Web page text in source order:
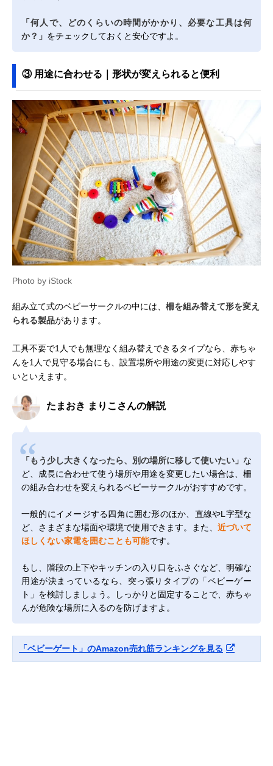
「何人で、どのくらいの時間がかかり、必要な工具は何
か？」 をチェックしておくと安心ですよ。
③ 用途に合わせる｜形状が変えられると便利
Photo by iStock
組み立て式のベビーサークルの中には、 柵を組み替えて形を変え
られる製品があります。
工具不要で1人でも無理なく組み替えできるタイプなら、赤ちゃ
んを1人で見守る場合にも、設置場所や用途の変更に対応しやす
いといえます。
たまおき まりこさんの解説
「もう少し大きくなったら、別の場所に移して使いたい」 な
ど、成長に合わせて使う場所や用途を変更したい場合は、柵
の組み合わせを変えられるベビーサークルがおすすめです。
一般的にイメージする四角に囲む形のほか、直線やL字型な
ど、さまざまな場面や環境で使用できます。また、 近づいて
ほしくない家電を囲むことも可能です。
もし、階段の上下やキッチンの入り口をふさぐなど、明確な
用途が決まっているなら、突っ張りタイプの「ベビーゲー
ト」を検討しましょう。しっかりと固定することで、赤ちゃ
んが危険な場所に入るのを防げますよ。
「ベビーゲート」のAmazon売れ筋ランキングを見る